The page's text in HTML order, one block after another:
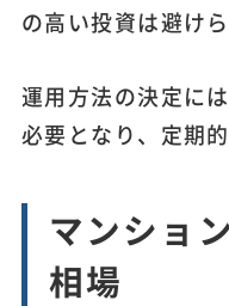
の高い投資は避け
運用方法の決定に
必要となり、定期
マンショ
相場